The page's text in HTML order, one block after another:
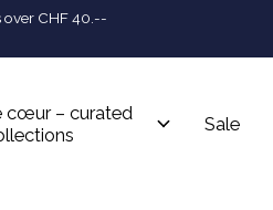
CHF 40.--
cœur – curated
Sale